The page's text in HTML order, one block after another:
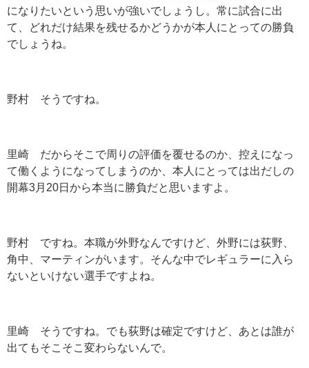
になりたいという思いが強いでしょうし。常に試合に出
て、どれだけ結果を残せるかどうかが本人にとっての勝負
でしょうね。
野村 そうですね。
里崎 だからそこで周りの評価を覆せるのか、控えになっ
て働くようになってしまうのか、本人にとっては出だしの
開幕3 月 20日から本当に勝負だと思いますよ。
野村 ですね。本職が外野なんですけど、外野には荻野、
角中、マーティンがいます。そんな中でレギュラーに入ら
ないといけない選手ですよね。
里崎 そうですね。でも荻野は確定ですけど、あとは誰が
出てもそこそこ変わらないんで。